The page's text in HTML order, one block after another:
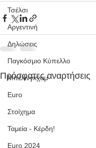
Τσέλσι
Αργεντινή
Δηλώσεις
Παγκόσμιο Κύπελλο
Μπέλινγκχαμ
Euro
Στοίχημα
Ταμεία - Κέρδη!
Euro 2024
Πρόσφατες αναρτήσεις